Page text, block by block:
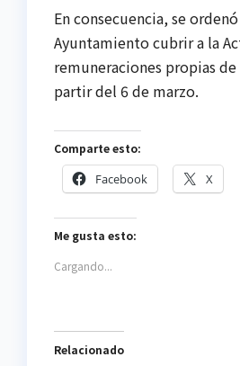
En consecuencia, se
Ayuntamiento cubrir a la
remuneraciones propias
partir del 6 de marzo.
Comparte esto:
Facebook X
Me gusta esto:
Cargando...
Relacionado